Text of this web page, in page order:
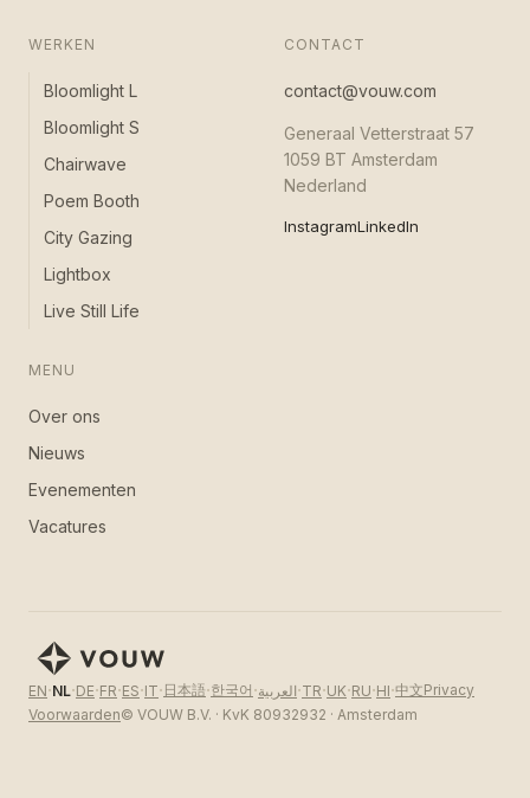
WERKEN
Bloomlight L
Bloomlight S
Chairwave
Poem Booth
City Gazing
Lightbox
Live Still Life
MENU
Over ons
Nieuws
Evenementen
Vacatures
CONTACT
contact@vouw.com
Generaal Vetterstraat 57
1059 BT Amsterdam
Nederland
InstagramLinkedIn
EN·NL·DE·FR·ES·IT· 日本語·한국어 ·العربية·TR·UK·RU·HI·中文Privacy
Voorwaarden© VOUW B.V. · KvK 80932932 · Amsterdam